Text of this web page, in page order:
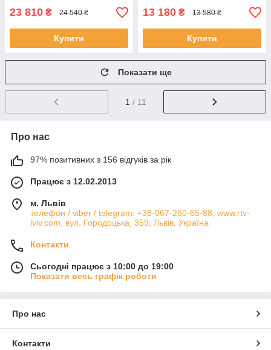
23 810 ₴ 24 540 ₴
Купити
13 180 ₴ 13 580 ₴
Купити
Показати ще
1 / 11
Про нас
97% позитивних з 156 відгуків за рік
Працює з 12.02.2013
м. Львів
телефон / viber / telegram: +38-067-260-65-88, www.rtv-
lviv.com, вул. Городоцька, 359, Львів, Україна
Контакти
Сьогодні працює з 10:00 до 19:00
Показати весь графік роботи
Про нас
Контакти